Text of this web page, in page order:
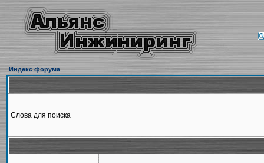
Индекс форума
Слова для поиска